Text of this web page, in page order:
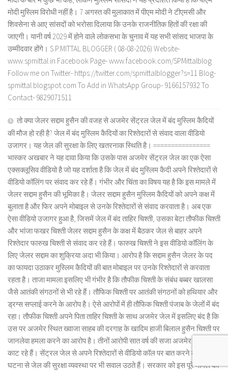
मोदी मुस्लिम विरोधी नहीं है। 7 अगस्त की मुलाकात में पीएम मोदी ने टीएमसी और
शिवसेना से आए सांसदों को भरोसा दिलाया कि उनके राजनीतिक हितों की रक्षा की
जाएगी। यानी वर्ष 2029 में होने वाले लोकसभा के चुनाव में यह सभी सांसद भाजपा के
उम्मीदवार होंगे। S.P.MITTAL BLOGGER ( 08-08-2026) Website-
www.spmittal.in Facebook Page- www.facebook.com/SPMittalblog
Follow me on Twitter- https://twitter.com/spmittalblogger?s=11 Blog-
spmittal.blogspot.com To Add in WhatsApp Group- 9166157932 To
Contact- 9829071511
तो क्या जेलर सद्दाम हुसैन की वजह से अजमेर सेंट्रल जेल में बंद मुस्लिम कैदियों
की मौज हो रही है? जेल में बंद मुस्लिम कैदियों का रिश्तेदारों से संवाद वाला वीडियो
उजागर। यह जेल की सुरक्षा के लिए खतरनाक स्थिति है। ================
भास्कर अखबार ने यह दावा किया कि उसके पास अजमेर सेंट्रल जेल का एक ऐसा
एक्सक्लूसिव वीडियो है जो यह दर्शाता है कि जेल में बंद मुस्लिम कैदी अपने रिश्तेदारों से
वीडियो कॉलिंग पर संवाद कर रहे हैं। गंभीर और चिंता का विषय यह है कि इस मामले में
जेलर सद्दाम हुसैन की भूमिका है। जेलर सद्दाम हुसैन मुस्लिम कैदियों को अपने कक्ष में
बुलाता है और फिर अपने मोबाइल से उनके रिश्तेदारों से संवाद करवाता है। अब एक
ऐसा वीडियो उजागर हुआ है, जिसमें जेल में बंद ताहिर चिश्ती, उसका बेटा तौफीक चिश्ती
और भांजा फखर चिश्ती जेलर सद्दाम हुसैन के कक्ष में बैठकर जेल से बाहर अपने
रिश्तेदार फारुख चिश्ती से संवाद कर रहे हैं। फारुख चिश्ती ने इस वीडियो कॉलिंग के
लिए जेलर सद्दाम का शुक्रिया अदा भी किया। आरोप है कि सद्दाम हुसैन जेलर के पद
का फायदा उठाकर मुस्लिम कैदियों की बात मोबाइल पर उनके रिश्तेदारों से करवाता
रहता है। ताजा मामला इसलिए भी गंभीर है कि तौफीक चिश्ती के संबंध बब्बर खालसा
जैसे आतंकी संगठनों से भी रहे हैं। तौफिक चिश्ती पर आतंकी संगठनों को हथियार और
ड्रग्स सप्लाई करने के आरोप है। ऐसे आरोपों में ही तौफिक चिश्ती पंजाब के जेलों में बंद
रहा। तौफीक चिश्ती अपने पिता ताहिर चिश्ती के साथ अजमेर जेल में इसलिए बंद है कि
उस पर अजमेर स्थित ख्वाजा साहब की दरगाह के खादिम हाजी बिलाल हुसैन चिश्ती पर
जानलेवा हमला करने का आरोप है। तीनों आरोपी सात वर्ष की सजा अजमेर जेल में
काट रहे हैं। सेंट्रल जेल से अपने रिश्तेदारों से वीडियो कॉल पर बात करने की इस
घटना से जेल की सुरक्षा व्यवस्था पर भी सवाल उठते हैं। सरकार को इस पूरे मामले की